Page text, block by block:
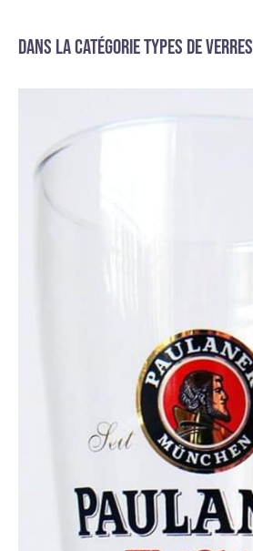
Dans la catégorie Types de verres